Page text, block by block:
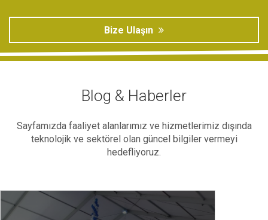
Bize Ulaşın
Blog & Haberler
Sayfamızda faaliyet alanlarımız ve hizmetlerimiz dışında
teknolojik ve sektörel olan güncel bilgiler vermeyi
hedefliyoruz.